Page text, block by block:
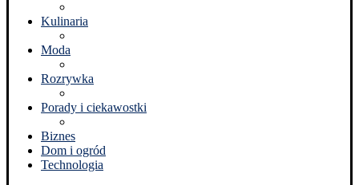
Kulinaria
Moda
Rozrywka
Porady i ciekawostki
Biznes
Dom i ogród
Technologia